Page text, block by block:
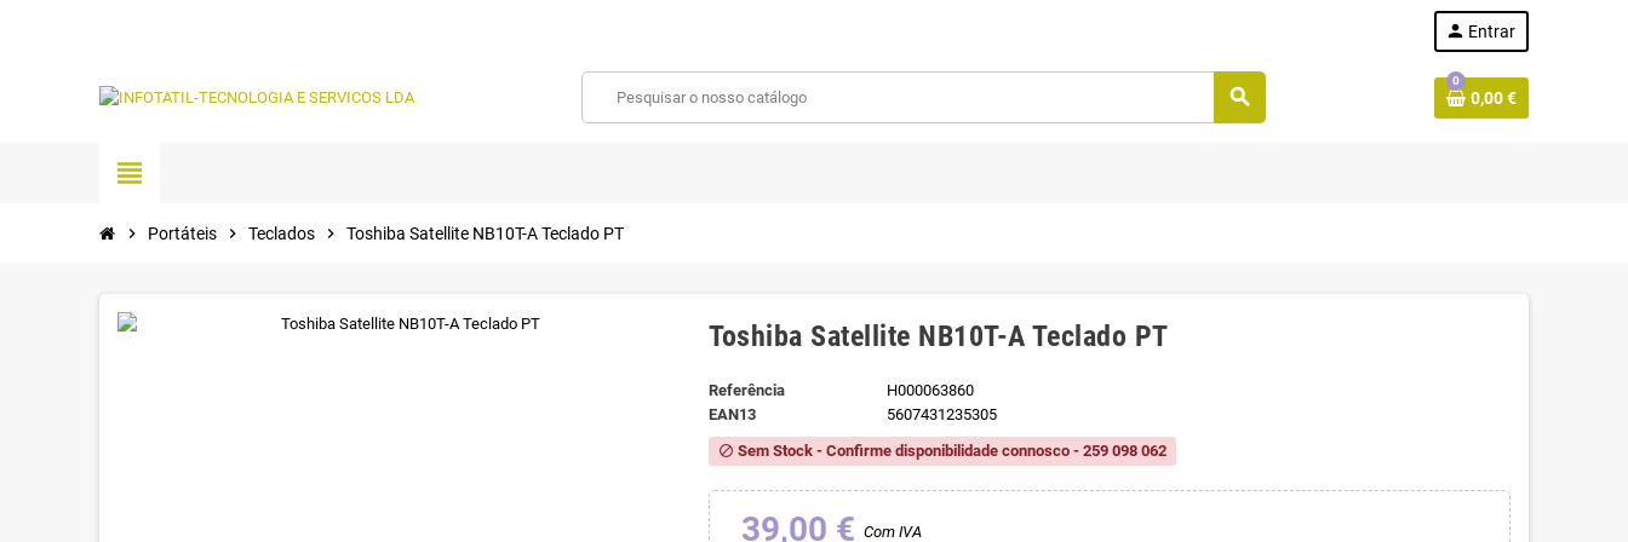
person Entrar
search
0
0,00 €
view_headline
chevron_right Portáteis chevron_right Teclados chevron_right Toshiba Satellite NB10T-A Teclado PT
Toshiba Satellite NB10T-A Teclado PT
Referência
H000063860
EAN13
5607431235305
block Sem Stock - Confirme disponibilidade connosco - 259 098 062
39,00 € Com IVA